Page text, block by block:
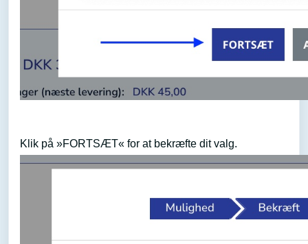
Klik på »FORTSÆT« for at bekræfte dit valg.